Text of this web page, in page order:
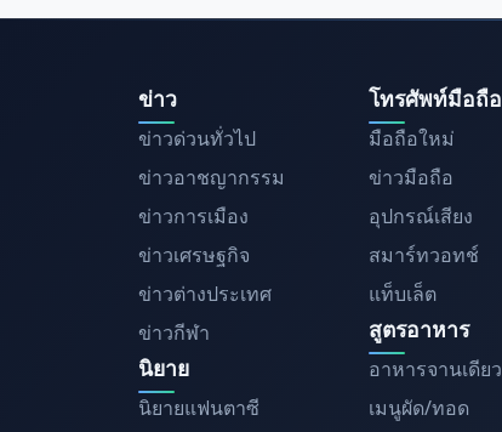
ข่าว
ข่าวด่วนทั่วไป
ข่าวอาชญากรรม
ข่าวการเมือง
ข่าวเศรษฐกิจ
ข่าวต่างประเทศ
ข่าวกีฬา
นิยาย
นิยายแฟนตาซี
โทรศัพท์มือถือ
มือถือใหม่
ข่าวมือถือ
อุปกรณ์เสียง
สมาร์ทวอทช์
แท็บเล็ต
สูตรอาหาร
อาหารจานเดียว
เมนูผัด/ทอด